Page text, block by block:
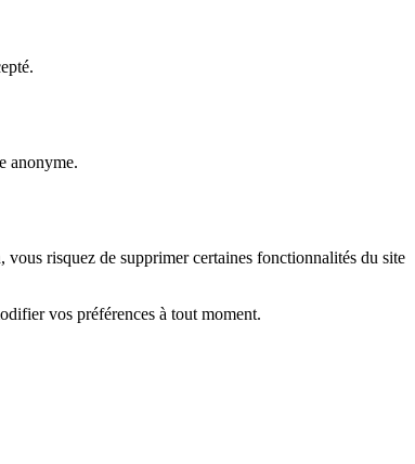
anonyme.
risquez de supprimer certaines fonctionnalités du site
vos préférences à tout moment.